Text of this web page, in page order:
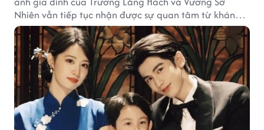
Nhiên vẫn tiếp tục nhận được sự quan tâm từ khán
giả.